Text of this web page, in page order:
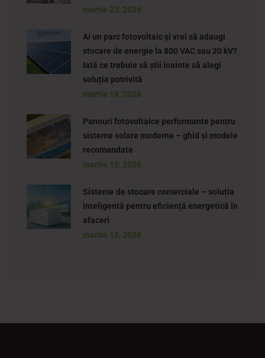
martie 23, 2026
Ai un parc fotovoltaic și vrei să adaugi
stocare de energie la 800 VAC sau 20 kV?
Iată ce trebuie să știi înainte să alegi
soluția potrivită
martie 18, 2026
Panouri fotovoltaice performante pentru
sisteme solare moderne – ghid și modele
recomandate
martie 15, 2026
Sisteme de stocare comerciale – soluția
inteligentă pentru eficiență energetică în
afaceri
martie 12, 2026